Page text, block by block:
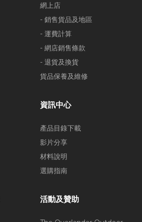
網上店
- 銷售貨品及地區
- 運費計算
- 網店銷售條款
- 退貨及換貨
貨品保養及維修
資訊中心
產品目錄下載
影片分享
材料說明
選購指南
活動及贊助